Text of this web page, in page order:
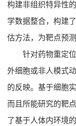
构建非组织特异性
学数据整合，构建
估方法，为靶点预
针对药物重定
外细胞或非人模式
的反映。基于细胞
而且所能研究的靶
了基于人体内环境